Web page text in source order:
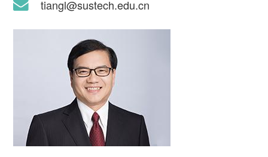
tiangl@sustech.edu.cn